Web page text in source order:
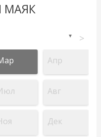
МАЯК
▼ >
Апр
Авг
Дек